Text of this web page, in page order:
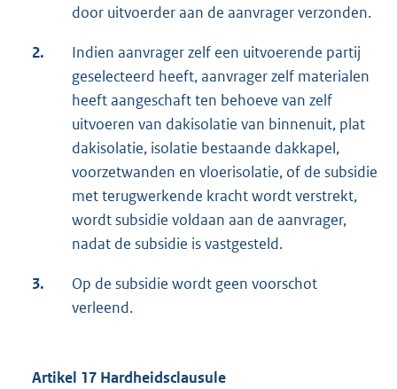
door uitvoerder aan de aanvrager verzonden.
2.
Indien aanvrager zelf een uitvoerende partij
geselecteerd heeft, aanvrager zelf materialen
heeft aangeschaft ten behoeve van zelf
uitvoeren van dakisolatie van binnenuit, plat
dakisolatie, isolatie bestaande dakkapel,
voorzetwanden en vloerisolatie, of de subsidie
met terugwerkende kracht wordt verstrekt,
wordt subsidie voldaan aan de aanvrager,
nadat de subsidie is vastgesteld.
3.
Op de subsidie wordt geen voorschot
verleend.
Artikel 17 Hardheidsclausule